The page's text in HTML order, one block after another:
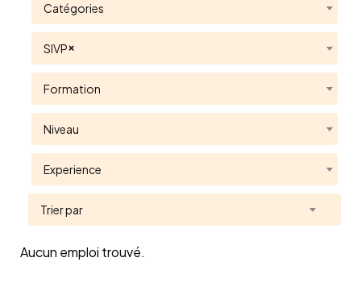
Catégories
×
SIVP
Formation
Niveau
Experience
Trier par
Aucun emploi trouvé.